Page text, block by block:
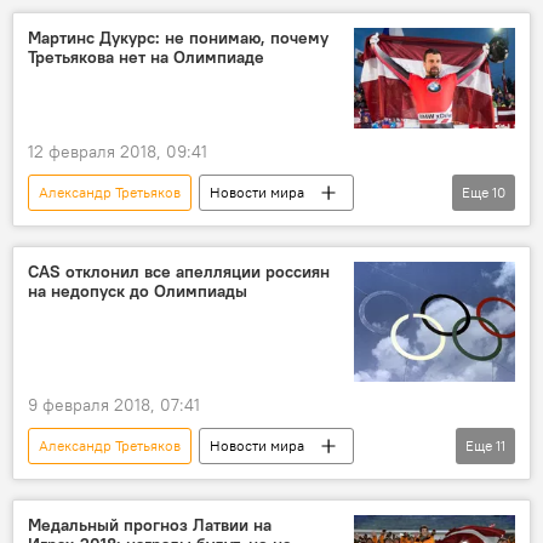
Россия
Олимпиада в Сочи
допинг
Мартинс Дукурс: не понимаю, почему
Третьякова нет на Олимпиаде
12 февраля 2018, 09:41
Александр Третьяков
Новости мира
Новости России
Спорт
Новости Латвии
Россия
Мартинс Дукурс
МОК
Зимние Олимпийские игры в южнокорейском Пхенчхане
Еще 10
CAS отклонил все апелляции россиян
на недопуск до Олимпиады
9 февраля 2018, 07:41
Александр Третьяков
Новости мира
Новости России
Спорт
Россия
Максим Вылегжанин
Еще 11
Медальный прогноз Латвии на